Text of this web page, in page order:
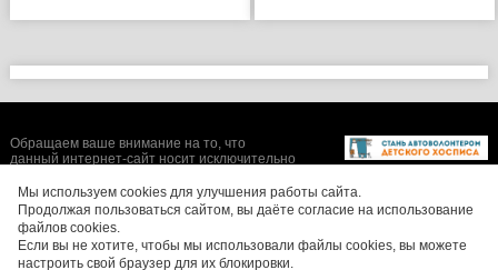
Мы используем cookies для улучшения работы сайта.
Продолжая пользоваться сайтом, вы даёте согласие на использование
файлов cookies.
Если вы не хотите, чтобы мы использовали файлы cookies, вы можете
настроить свой браузер для их блокировки.
Обращаем ваше внимание на то, что
данный интернет-сайт носит исключительно
условиях не является публичной офертой,
определяемой положениями Статьи 437 (2)
Гражданского кодекса Российской
Федерации. Цены, размеры скидок, а также
изображения автомобилей могут отличаться